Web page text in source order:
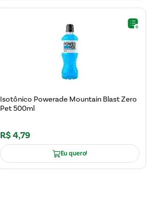
Isotônico Powerade Mountain Blast Zero
Pet 500ml
R$4,79
Eu quero!